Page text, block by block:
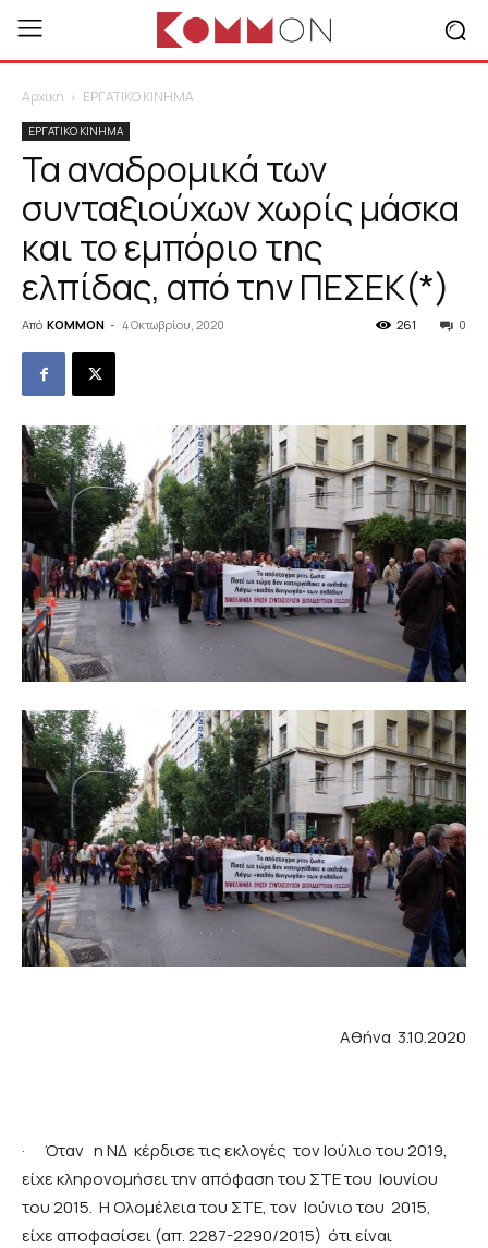
Αρχική ΕΡΓΑΤΙΚΟ ΚΙΝΗΜΑ
ΕΡΓΑΤΙΚΟ ΚΙΝΗΜΑ
Τα αναδρομικά των
συνταξιούχων χωρίς μάσκα
και το εμπόριο της
ελπίδας, από την ΠΕΣΕΚ(*)
Από KOMMON - 4 Οκτωβρίου, 2020 0
261
Αθήνα 3.10.2020
· Όταν η ΝΔ κέρδισε τις εκλογές τον Ιούλιο του 2019,
είχε κληρονομήσει την απόφαση του ΣΤΕ του Ιουνίου
του 2015. Η Ολομέλεια του ΣΤΕ, τον Ιούνιο του 2015,
είχε αποφασίσει (απ. 2287-2290/2015) ότι είναι